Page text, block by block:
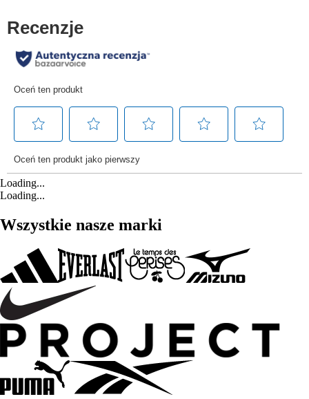
Loading...
Loading...
Wszystkie nasze marki